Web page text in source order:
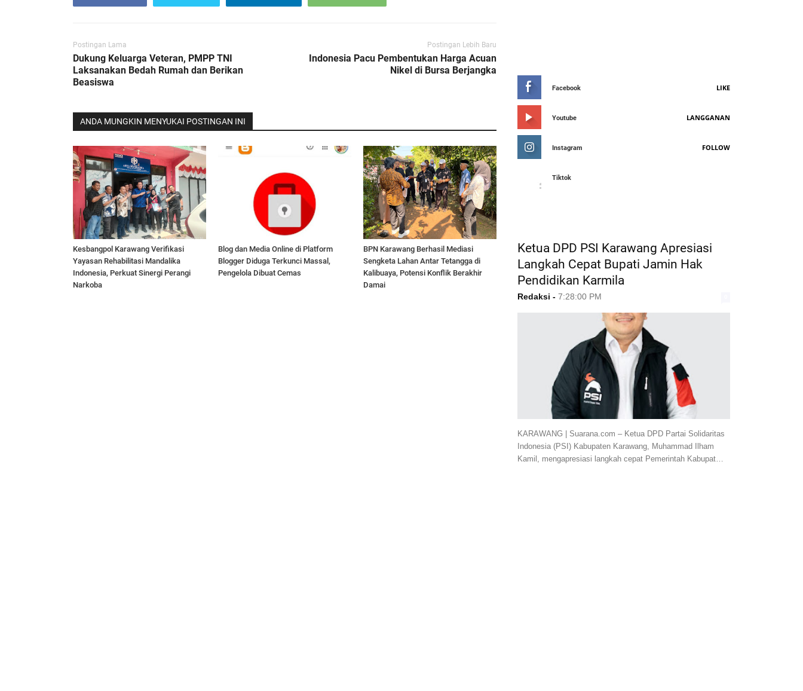
Postingan Lama
Dukung Keluarga Veteran, PMPP TNI
Laksanakan Bedah Rumah dan Berikan
Beasiswa
Postingan Lebih Baru
Indonesia Pacu Pembentukan Harga Acuan
Nikel di Bursa Berjangka
ANDA MUNGKIN MENYUKAI POSTINGAN INI
Kesbangpol Karawang Verifikasi
Yayasan Rehabilitasi Mandalika
Indonesia, Perkuat Sinergi Perangi
Narkoba
Blog dan Media Online di Platform
Blogger Diduga Terkunci Massal,
Pengelola Dibuat Cemas
BPN Karawang Berhasil Mediasi
Sengketa Lahan Antar Tetangga di
Kalibuaya, Potensi Konflik Berakhir
Damai
Facebook LIKE
Youtube LANGGANAN
Instagram FOLLOW
Tiktok
Ketua DPD PSI Karawang Apresiasi
Langkah Cepat Bupati Jamin Hak
Pendidikan Karmila
Redaksi - 7:28:00 PM
KARAWANG | Suarana.com – Ketua DPD Partai Solidaritas
Indonesia (PSI) Kabupaten Karawang, Muhammad Ilham
Kamil, mengapresiasi langkah cepat Pemerintah Kabupat…